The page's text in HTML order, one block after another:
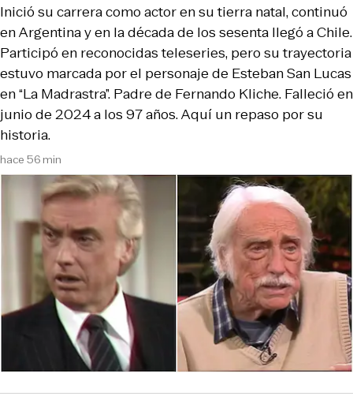
hace 56 min
Inició su carrera como actor en su tierra natal, continuó
en Argentina y en la década de los sesenta llegó a Chile.
Participó en reconocidas teleseries, pero su trayectoria
estuvo marcada por el personaje de Esteban San Lucas
en “La Madrastra”. Padre de Fernando Kliche. Falleció en
junio de 2024 a los 97 años. Aquí un repaso por su
historia.